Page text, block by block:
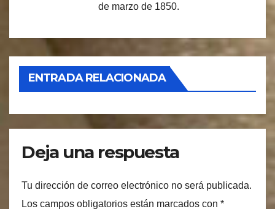
de marzo de 1850.
ENTRADA RELACIONADA
Deja una respuesta
Tu dirección de correo electrónico no será publicada.
Los campos obligatorios están marcados con *